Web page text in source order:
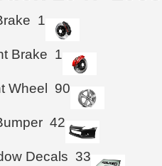
1
Brake 1
Wheel 90
42
Decals 33